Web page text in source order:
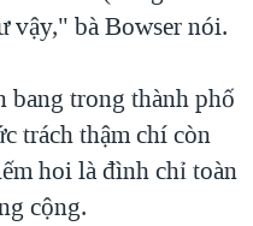
vậy," bà Bowser nói.
bang trong thành phố
trách thậm chí còn
hoi là đình chỉ toàn
cộng.